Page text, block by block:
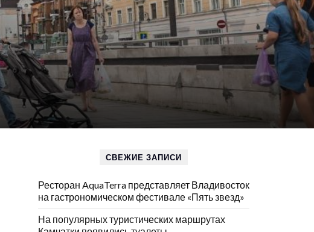
СВЕЖИЕ ЗАПИСИ
Ресторан AquaTerra представляет Владивосток
на гастрономическом фестивале «Пять звезд»
На популярных туристических маршрутах